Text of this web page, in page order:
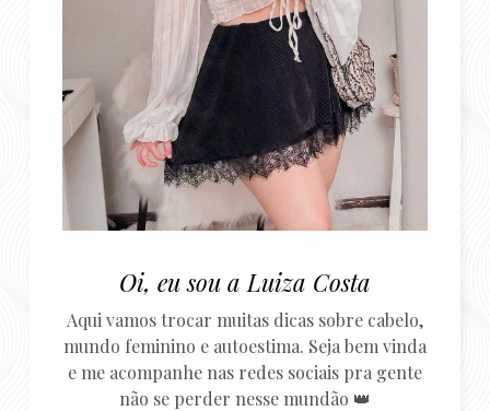
Oi, eu sou a Luiza Costa
Aqui vamos trocar muitas dicas sobre cabelo,
mundo feminino e autoestima. Seja bem vinda
e me acompanhe nas redes sociais pra gente
não se perder nesse mundão 👑